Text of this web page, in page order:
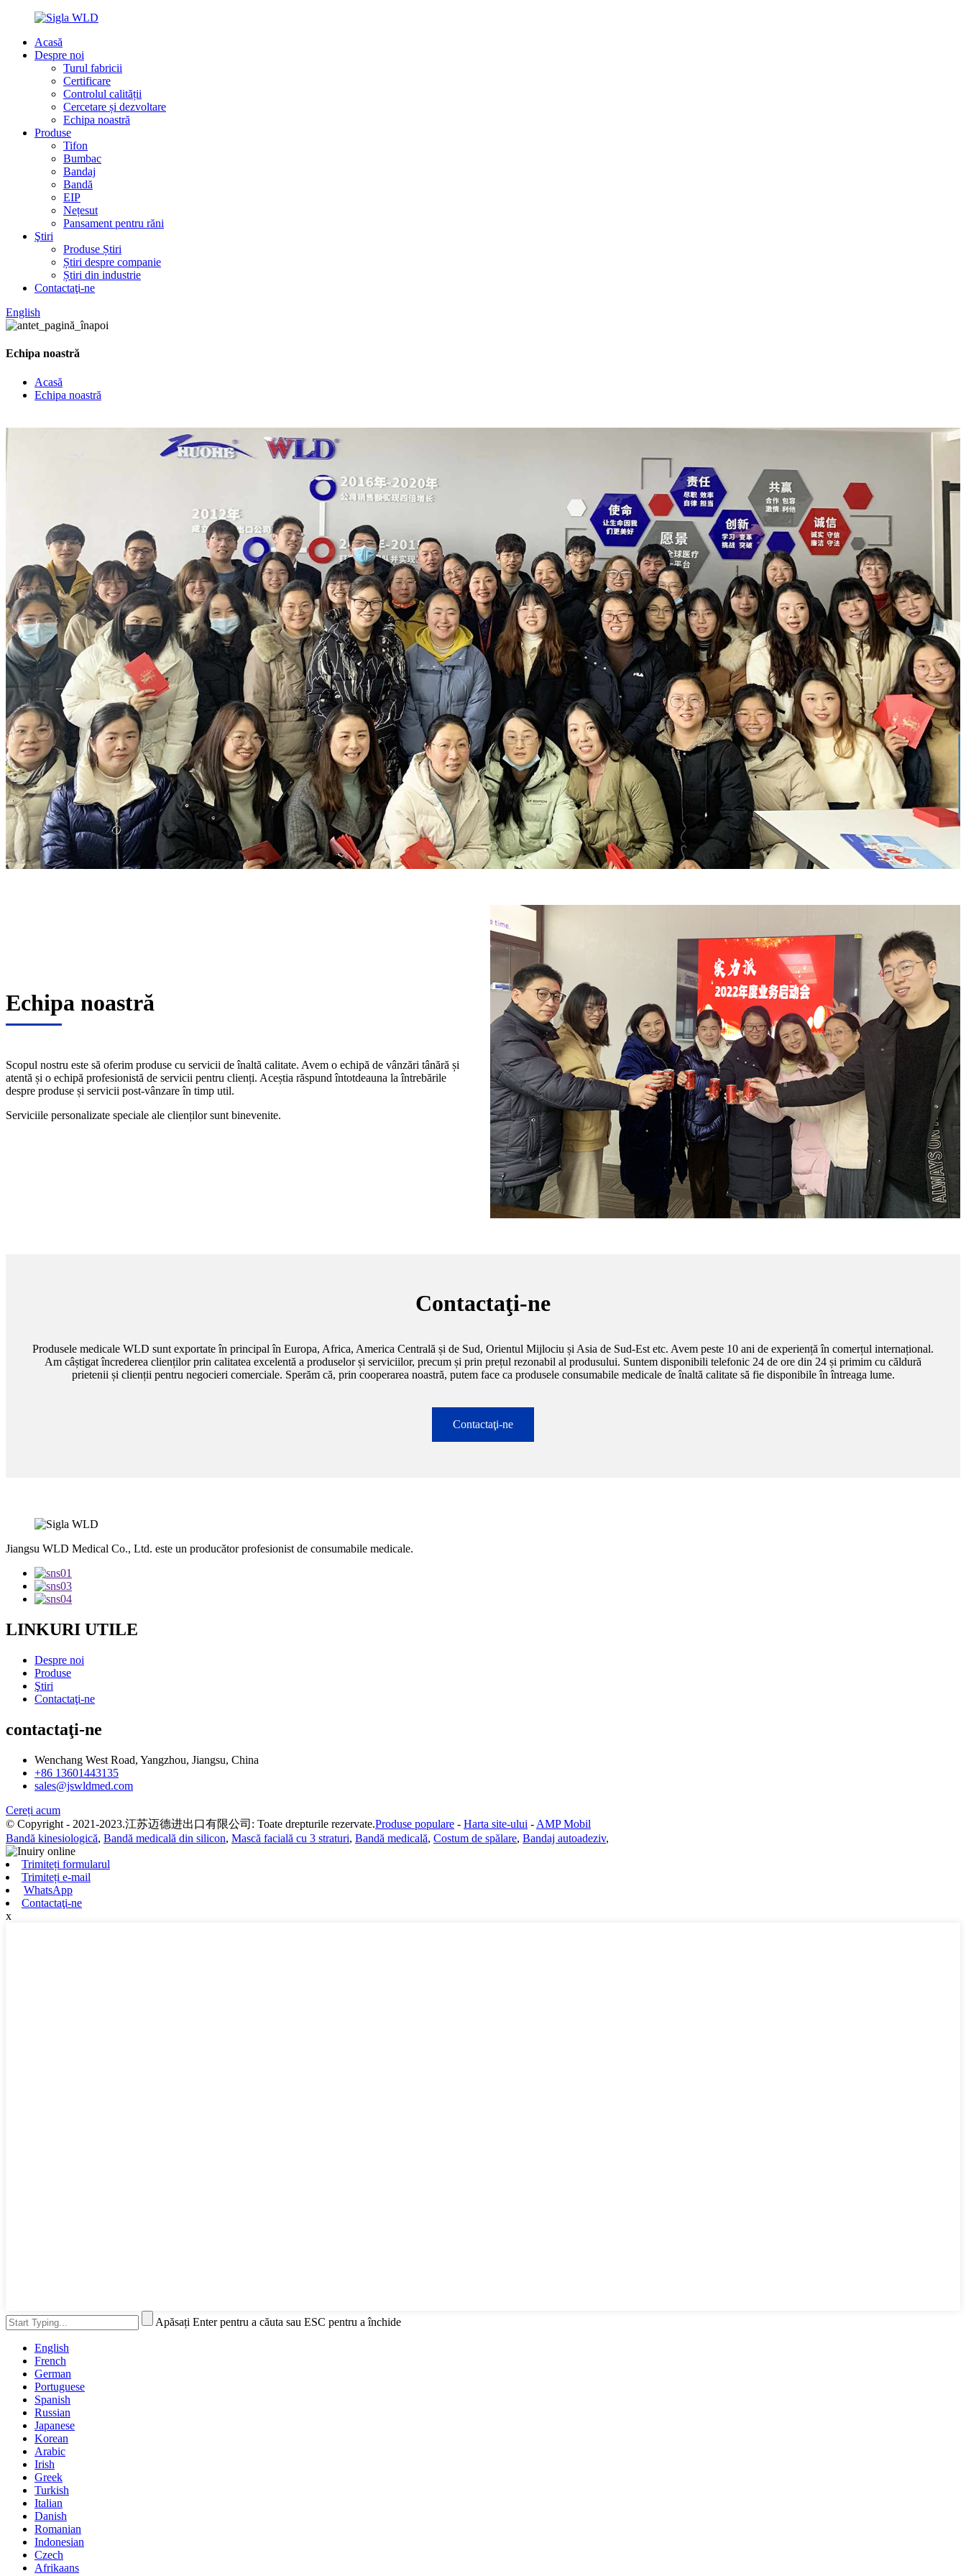
Acasă
Despre noi
Turul fabricii
Certificare
Controlul calității
Cercetare și dezvoltare
Echipa noastră
Produse
Tifon
Bumbac
Bandaj
Bandă
EIP
Nețesut
Pansament pentru răni
Ştiri
Produse Știri
Știri despre companie
Știri din industrie
Contactaţi-ne
English
Echipa noastră
Acasă
Echipa noastră
Echipa noastră
Scopul nostru este să oferim produse cu servicii de înaltă calitate. Avem o echipă de vânzări tânără și
atentă și o echipă profesionistă de servicii pentru clienți. Aceștia răspund întotdeauna la întrebările
despre produse și servicii post-vânzare în timp util.
Serviciile personalizate speciale ale clienților sunt binevenite.
Contactaţi-ne
Produsele medicale WLD sunt exportate în principal în Europa, Africa, America Centrală și de Sud, Orientul Mijlociu și Asia de Sud-Est etc. Avem peste 10 ani de experiență în comerțul internațional.
Am câștigat încrederea clienților prin calitatea excelentă a produselor și serviciilor, precum și prin prețul rezonabil al produsului. Suntem disponibili telefonic 24 de ore din 24 și primim cu căldură
prietenii și clienții pentru negocieri comerciale. Sperăm că, prin cooperarea noastră, putem face ca produsele consumabile medicale de înaltă calitate să fie disponibile în întreaga lume.
Contactaţi-ne
Jiangsu WLD Medical Co., Ltd. este un producător profesionist de consumabile medicale.
LINKURI UTILE
Despre noi
Produse
Ştiri
Contactaţi-ne
contactaţi-ne
Wenchang West Road, Yangzhou, Jiangsu, China
+86 13601443135
sales@jswldmed.com
Cereți acum
© Copyright - 2021-2023.江苏迈德进出口有限公司: Toate drepturile rezervate.Produse populare - Harta site-ului - AMP Mobil
Bandă kinesiologică, Bandă medicală din silicon, Mască facială cu 3 straturi, Bandă medicală, Costum de spălare, Bandaj autoadeziv,
Trimiteți formularul
Trimiteți e-mail
WhatsApp
Contactaţi-ne
x
Apăsați Enter pentru a căuta sau ESC pentru a închide
English
French
German
Portuguese
Spanish
Russian
Japanese
Korean
Arabic
Irish
Greek
Turkish
Italian
Danish
Romanian
Indonesian
Czech
Afrikaans